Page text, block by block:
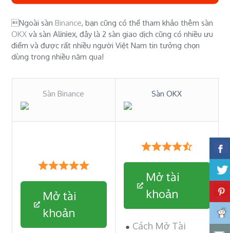
Ngoài sànBinance, bạn cũng có thể tham khảo thêm sàn
OKX và sànAliniex, đây là 2 sàn giao dịch cũng có nhiều ưu
điểm và được rất nhiều người Việt Nam tin tưởng chọn
dùng trong nhiều năm qua!
Sàn Binance Sàn OKX
Mở tài
khoản
Mở tài
khoản
Cách Mở Tài